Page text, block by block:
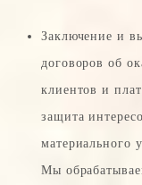
Заключение и
договоров об
клиентов и
защита
материального
Мы